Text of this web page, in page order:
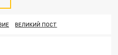
ВЕЛИКИЙ ПОСТ